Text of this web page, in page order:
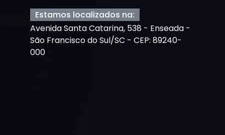
Estamos localizados na:
Avenida Santa Catarina, 538 - Enseada -
São Francisco do Sul/SC - CEP: 89240-
000